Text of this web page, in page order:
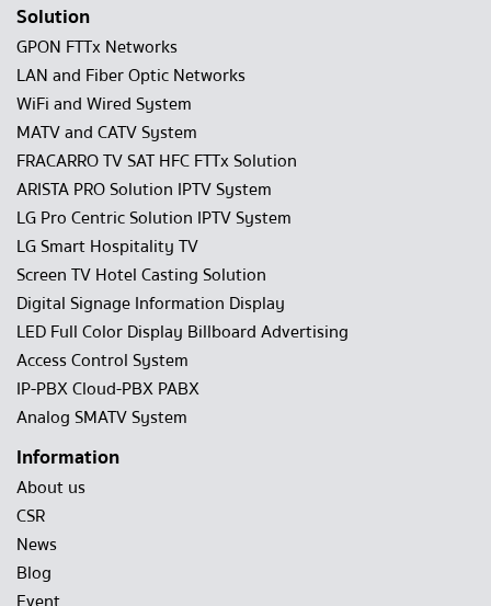
Solution
GPON FTTx Networks
LAN and Fiber Optic Networks
WiFi and Wired System
MATV and CATV System
FRACARRO TV SAT HFC FTTx Solution
ARISTA PRO Solution IPTV System
LG Pro Centric Solution IPTV System
LG Smart Hospitality TV
Screen TV Hotel Casting Solution
Digital Signage Information Display
LED Full Color Display Billboard Advertising
Access Control System
IP-PBX Cloud-PBX PABX
Analog SMATV System
Information
About us
CSR
News
Blog